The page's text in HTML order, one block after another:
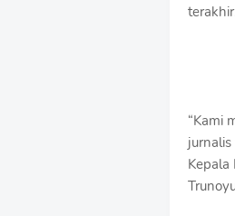
“Kami
Kepala